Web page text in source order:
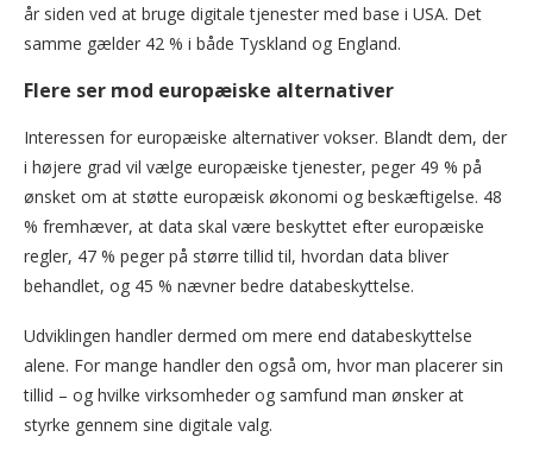
år siden ved at bruge digitale tjenester med base i USA. Det
samme gælder 42 % i både Tyskland og England.
Flere ser mod europæiske alternativer
Interessen for europæiske alternativer vokser. Blandt dem, der
i højere grad vil vælge europæiske tjenester, peger 49 % på
ønsket om at støtte europæisk økonomi og beskæftigelse. 48
% fremhæver, at data skal være beskyttet efter europæiske
regler, 47 % peger på større tillid til, hvordan data bliver
behandlet, og 45 % nævner bedre databeskyttelse.
Udviklingen handler dermed om mere end databeskyttelse
alene. For mange handler den også om, hvor man placerer sin
tillid – og hvilke virksomheder og samfund man ønsker at
styrke gennem sine digitale valg.